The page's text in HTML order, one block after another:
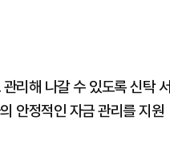
리해 나갈 수 있도록 신탁 서
안정적인 자금 관리를 지원